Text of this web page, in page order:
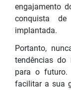
engajamento
conquista
implantada.
Portanto,
tendências do
para o futuro.
facilitar a sua